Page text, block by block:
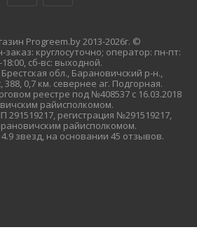
Progreem.by 2013-2026г. ©
круглосуточно; оператор: пн-пт:
18:00, сб-вс: выходной.
обл., Барановичский р-н.,
388, 0,7 км. севернее аг. Подгорная.
реестре под №408537 с 16.03.2018
райисполкомом.
регистрация №291519217,
райисполкомом.
звезд, на основании 45 отзывов.